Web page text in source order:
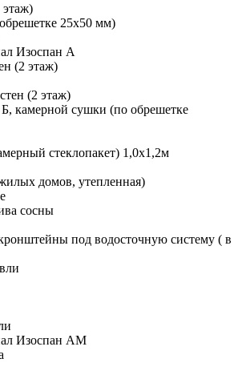
этаж)
25х50 мм)
Изоспан А
(2 этаж)
(2 этаж)
Б, камерной сушки (по обрешетке
стеклопакет) 1,0х1,2м
домов, утепленная)
сосны
под водосточную систему ( в
Изоспан АМ